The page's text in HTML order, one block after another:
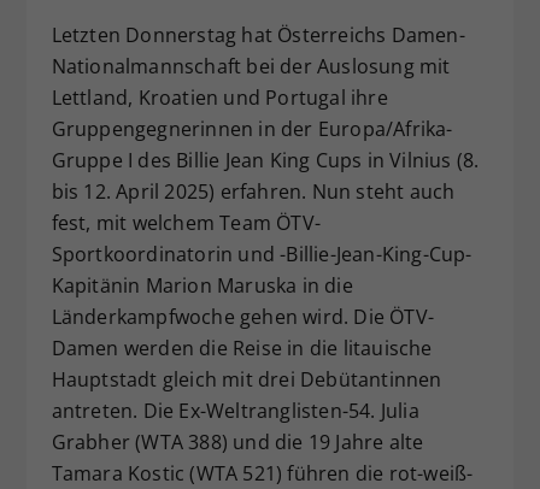
Letzten Donnerstag hat Österreichs Damen-
Nationalmannschaft bei der Auslosung mit
Lettland, Kroatien und Portugal ihre
Gruppengegnerinnen in der Europa/Afrika-
Gruppe I des Billie Jean King Cups in Vilnius (8.
bis 12. April 2025) erfahren. Nun steht auch
fest, mit welchem Team ÖTV-
Sportkoordinatorin und -Billie-Jean-King-Cup-
Kapitänin Marion Maruska in die
Länderkampfwoche gehen wird. Die ÖTV-
Damen werden die Reise in die litauische
Hauptstadt gleich mit drei Debütantinnen
antreten. Die Ex-Weltranglisten-54. Julia
Grabher (WTA 388) und die 19 Jahre alte
Tamara Kostic (WTA 521) führen die rot-weiß-
Zweck
Dieser Wert speichert Ihre Consent-
Einstellungen. Unter anderem eine
zufällig generierte ID, für die
historische Speicherung Ihrer
vorgenommen Einstellungen, falls der
Webseiten-Betreiber dies eingestellt
hat.